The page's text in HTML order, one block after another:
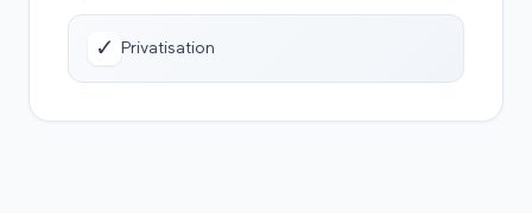
✓ Privatisation